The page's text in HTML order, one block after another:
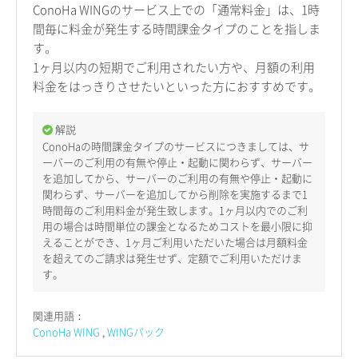
ConoHa WINGのサービス上での「通常料金」は、1時
間毎に料金が発生する時間課金タイプのことを指しま
す。
1ヶ月以内の短期でご利用されたい方や、月額の利用
料金をはっきりさせたいといった方におすすめです。
解説
ConoHaの時間課金タイプのサービスにつきましては、サ
ーバーのご利用の有無や停止・起動に関わらず、サーバー
を追加してから、サーバーのご利用の有無や停止・起動に
関わらず、サーバーを追加してから削除を実施するまで1
時間毎のご利用料金が発生致します。1ヶ月以内でのご利
用の場合は時間単位の課金となるためコストを最小限に抑
えることができ、1ヶ月ご利用いただいた場合は月額料金
を超えてのご請求は発生せず、定額でご利用いただけま
す。
関連用語：
ConoHa WING WINGパック